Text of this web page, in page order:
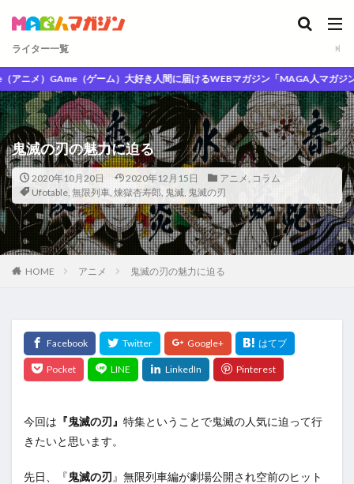
ライター一覧
（ゲーム）大好き人間に届けるWEBマガジン「MAGA人マガジン」
鬼滅の刃の魅力に迫る
2020年10月20日 2020年12月15日 アニメ, コラム
Ufotable, 無限列車, 煉獄杏寿郎, 鬼滅, 鬼滅の刃
HOME アニメ 鬼滅の刃の魅力に迫る
今回は 『鬼滅の刃』 特集ということで鬼滅の人気に迫って行
きたいと思います。
先日、『鬼滅の刃 』無限列車編が劇場公開され空前のヒット